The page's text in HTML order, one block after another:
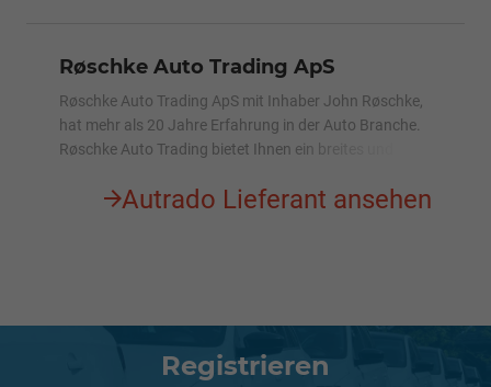
Røschke Auto Trading ApS
Røschke Auto Trading ApS mit Inhaber John Røschke,
hat mehr als 20 Jahre Erfahrung in der Auto Branche.
Røschke Auto Trading bietet Ihnen ein breites und
Bestellung, sowie PKW-Transporte von Dänemark nach
Autrado Lieferant ansehen
Registrieren